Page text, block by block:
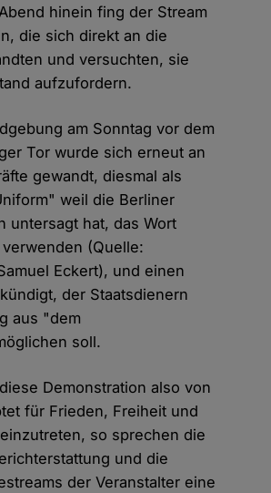
hinein fing der Stream
die sich direkt an die
und versuchten, sie
aufzufordern.
am Sonntag vor dem
Tor wurde sich erneut an
gewandt, diesmal als
weil die Berliner
untersagt hat, das Wort
(Quelle:
Eckert), und einen
der Staatsdienern
aus "dem
soll.
Demonstration also von
für Frieden, Freiheit und
so sprechen die
und die
der Veranstalter eine